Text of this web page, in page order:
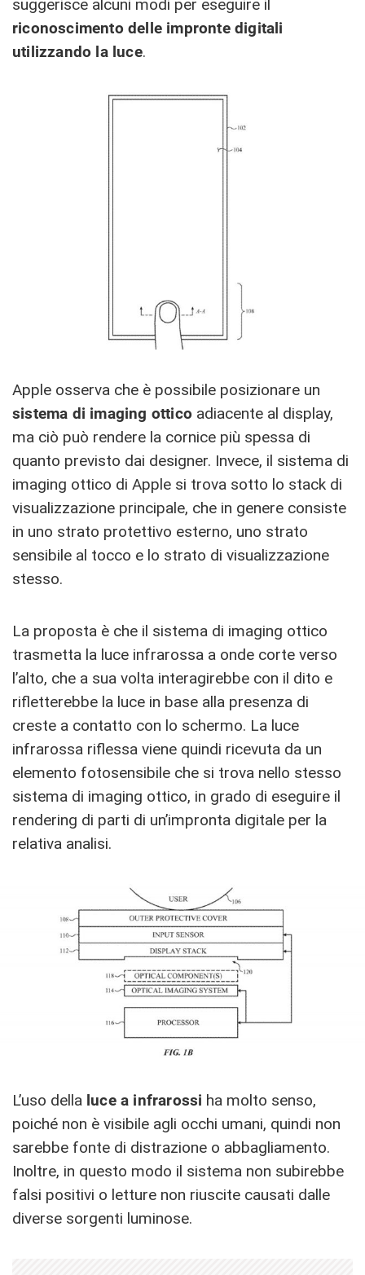
suggerisce alcuni modi per eseguire il
riconoscimento delle impronte digitali
utilizzando la luce.
Apple osserva che è possibile posizionare un
sistema di imaging ottico adiacente al display,
ma ciò può rendere la cornice più spessa di
quanto previsto dai designer. Invece, il sistema di
imaging ottico di Apple si trova sotto lo stack di
visualizzazione principale, che in genere consiste
in uno strato protettivo esterno, uno strato
sensibile al tocco e lo strato di visualizzazione
stesso.
La proposta è che il sistema di imaging ottico
trasmetta la luce infrarossa a onde corte verso
l’alto, che a sua volta interagirebbe con il dito e
rifletterebbe la luce in base alla presenza di
creste a contatto con lo schermo. La luce
infrarossa riflessa viene quindi ricevuta da un
elemento fotosensibile che si trova nello stesso
sistema di imaging ottico, in grado di eseguire il
rendering di parti di un’impronta digitale per la
relativa analisi.
L’uso della luce a infrarossi ha molto senso,
poiché non è visibile agli occhi umani, quindi non
sarebbe fonte di distrazione o abbagliamento.
Inoltre, in questo modo il sistema non subirebbe
falsi positivi o letture non riuscite causati dalle
diverse sorgenti luminose.